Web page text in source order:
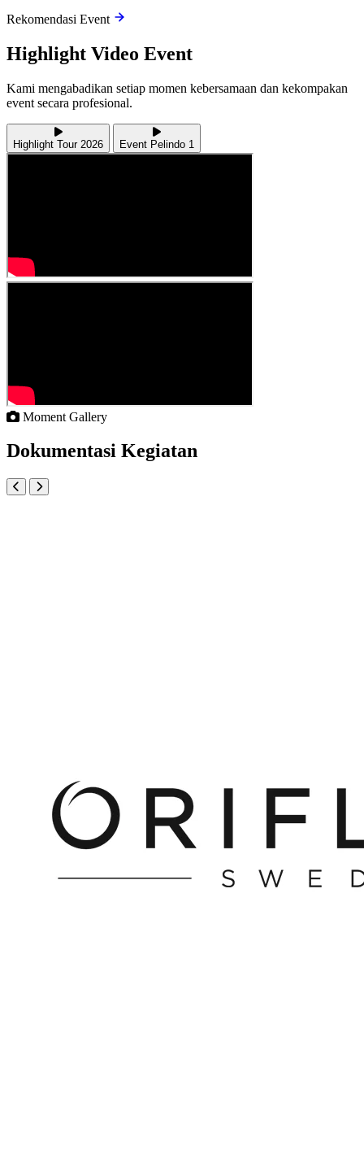
Rekomendasi Event
Highlight Video Event
Kami mengabadikan setiap momen kebersamaan dan kekompakan
event secara profesional.
Highlight Tour 2026 Event Pelindo 1
Moment Gallery
Dokumentasi Kegiatan